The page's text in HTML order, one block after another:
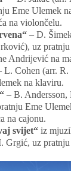
Eme Ulemek
na violončelu.
– D.
uz
Andrijević na
L. Cohen (arr. R.
na klaviru.
– B. Andersson,
Eme
na cajonu.
svijet“ iz
Grgić, uz pratnju